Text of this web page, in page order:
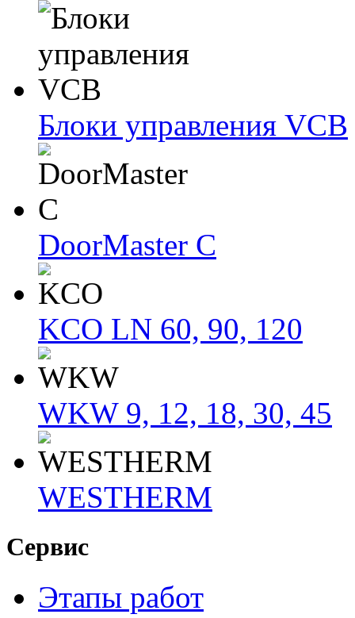
Блоки упрaвлeния VCB
DoorMaster C
KCO LN 60, 90, 120
WKW 9, 12, 18, 30, 45
WESTHERM
Сервис
Этапы работ